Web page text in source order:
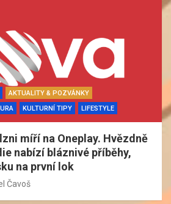
AKTUALITY & POZVÁNKY
KULTURNÍ TIPY LIFESTYLE
míří na Oneplay. Hvězdně
nabízí bláznivé příběhy,
na první lok
Čavoš